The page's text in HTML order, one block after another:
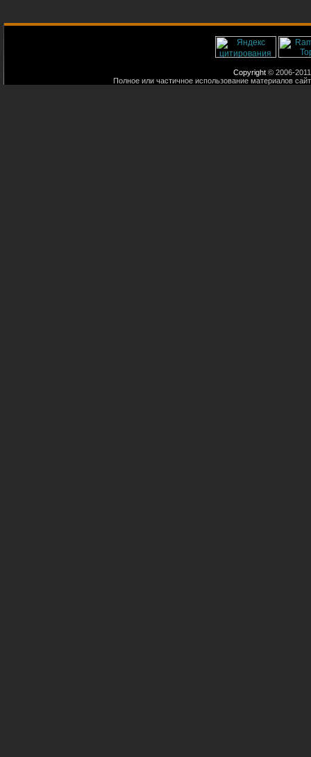
Copyright © 2006-
Полное или частичное использование материалов